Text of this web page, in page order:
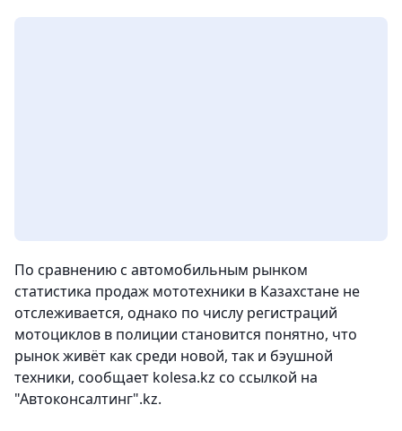
По сравнению с автомобильным рынком
статистика продаж мототехники в Казахстане не
отслеживается, однако по числу регистраций
мотоциклов в полиции становится понятно, что
рынок живёт как среди новой, так и бэушной
техники, сообщает kolesa.kz со ссылкой на
"Автоконсалтинг".kz.